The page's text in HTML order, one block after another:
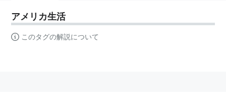
アメリカ生活
このタグの解説について